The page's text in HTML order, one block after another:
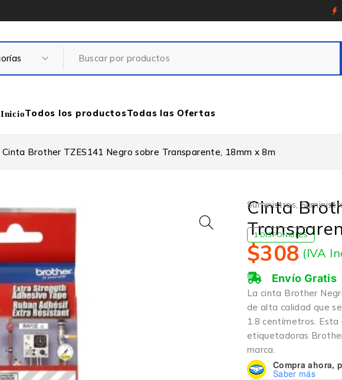
InicioTodos los productosTodas las Ofertas
Cinta Brother TZES141 Negro sobre Transparente, 18mm x 8m
Suministros,
Cinta
1 DISPONIBLES
$308 (IVA
Envío Gratis
La cinta Brother
de alta calidad que
1.8 centímetros.
etiquetadoras
marca.
Compra ahora,
Saber más